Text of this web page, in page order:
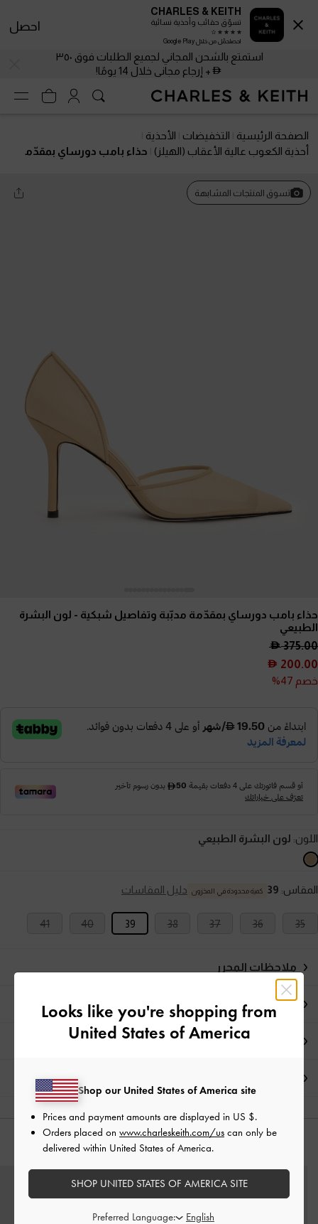
استمتع بالشحن المجاني لجميع الطلبات فوق ٣٥٠
+ إرجاع مجاني خلال 14 يومًا!
الصفحة الرئيسية التخفيضات
الأحذية
أحذية الكعوب عالية الأعقاب (الهيلز)
حذاء بامب دورساي بمقدّم
تسوق المنتجات المشابهة
حذاء بامب دورساي بمقدّمة مدبّبة وتفاصيل شبكية - لون البشرة
الطبيعي
375.00
200.00
خصم 47%
اللون: لون البشرة الطبيعي
المقاس: 39 كمية محدودة في المخزون دليل المقاسات
35
36
37
38
39
40
41
ملاحظات المحرر
تفاصيل المنتج وتعليمات العناية
العروض الحصرية
قد يعجبك آيضاً
CHARLES & KEITH
تسوّق حقائب وأحذية نسائية
احصلحمّل من خلال Google Play
احصل
Looks like you're shopping from
United States of America
Shop our United States of America site
Prices and payment amounts are displayed in US $.
Orders placed on www.charleskeith.com/us can only be
delivered within United States of America.
SHOP UNITED STATES OF AMERICA SITE
Preferred Language: